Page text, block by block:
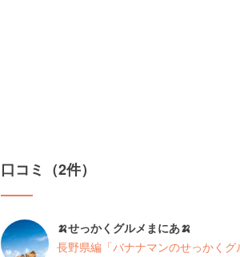
口コミ（2件）
🍌せっかくグルメまにあ🍌
長野県編「バナナマンのせっかく